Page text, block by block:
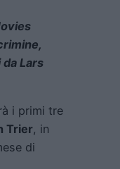
Lars
i primi tre
Trier, in
di